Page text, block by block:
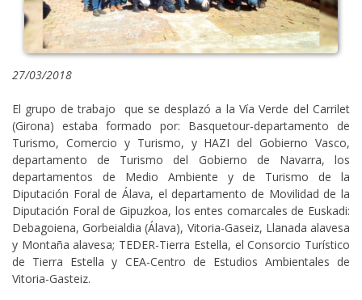
27/03/2018
El grupo de trabajo que se desplazó a la Vía Verde del Carrilet
(Girona) estaba formado por: Basquetour-departamento de
Turismo, Comercio y Turismo, y HAZI del Gobierno Vasco,
departamento de Turismo del Gobierno de Navarra, los
departamentos de Medio Ambiente y de Turismo de la
Diputación Foral de Álava, el departamento de Movilidad de la
Diputación Foral de Gipuzkoa, los entes comarcales de Euskadi:
Debagoiena, Gorbeialdia (Álava), Vitoria-Gaseiz, Llanada alavesa
y Montaña alavesa; TEDER-Tierra Estella, el Consorcio Turístico
de Tierra Estella y CEA-Centro de Estudios Ambientales de
Vitoria-Gasteiz.